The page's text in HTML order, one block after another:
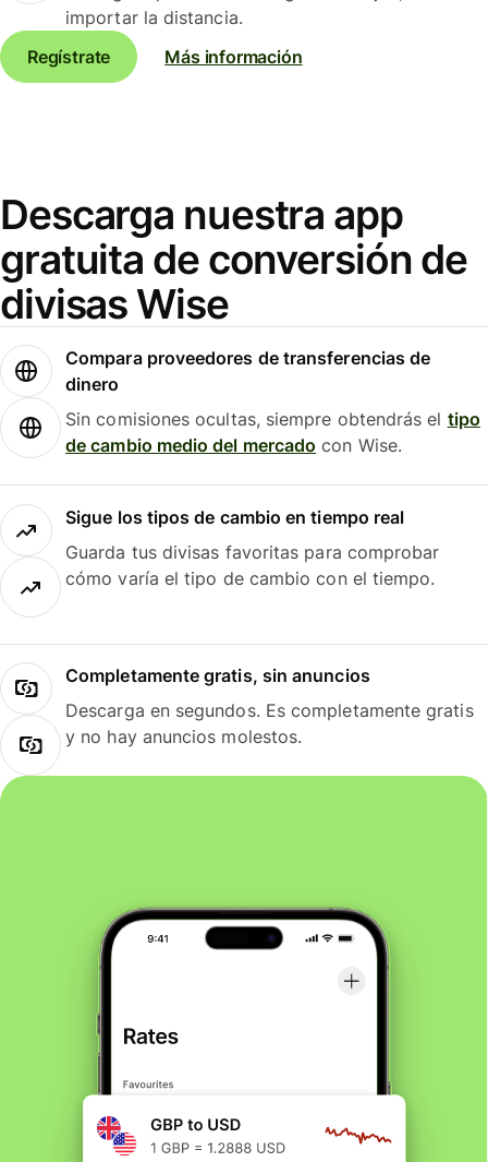
importar la distancia.
Regístrate
Más información
Descarga nuestra app
gratuita de conversión de
divisas Wise
Compara proveedores de transferencias de
dinero
Sin comisiones ocultas, siempre obtendrás el tipo
de cambio medio del mercado con Wise.
Sigue los tipos de cambio en tiempo real
Guarda tus divisas favoritas para comprobar
cómo varía el tipo de cambio con el tiempo.
Completamente gratis, sin anuncios
Descarga en segundos. Es completamente gratis
y no hay anuncios molestos.